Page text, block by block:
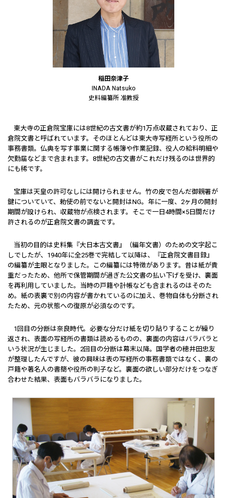
稲田奈津子
INADA Natsuko
史料編纂所 准教授
東大寺の正倉院宝庫には8世紀の古文書が約1万点収蔵されており、正
倉院文書と呼ばれています。そのほとんどは東大寺写経所という役所の
事務書類。仏典を写す事業に関する帳簿や作業記録、役人の給料明細や
欠勤届などまで含まれます。8世紀の古文書がこれだけ残るのは世界的
にも稀です。
宝庫は天皇の許可なしには開けられません。竹の皮で包んだ御親署が
鍵についていて、勅使の前でないと開封はNG。年に一度、2ヶ月の開封
期間が設けられ、収蔵物が点検されます。そこで一日4時間×5日間だけ
許されるのが正倉院文書の調査です。
当初の目的は史料集『大日本古文書』（編年文書）のための文字起こ
しでしたが、1940年に全25巻で完結して以降は、『正倉院文書目録』
の編纂が主眼となりました。この編纂には特徴があります。昔は紙が貴
重だったため、他所で保管期間が過ぎた公文書の払い下げを受け、裏面
を再利用していました。当時の戸籍や計帳なども含まれるのはそのた
め。紙の表裏で別の内容が書かれているのに加え、巻物自体も分断され
たため、元の状態への復原が必須なのです。
1回目の分断は奈良時代。必要な分だけ紙を切り貼りすることが繰り
返され、表面の写経所の書類は読めるものの、裏面の内容はバラバラと
いう状況が生じました。2回目の分断は幕末以降。国学者の穂井田忠友
が整理したんですが、彼の興味は表の写経所の事務書類ではなく、裏の
戸籍や著名人の書簡や役所の判子など。裏面の欲しい部分だけをつなぎ
合わせた結果、表面もバラバラになりました。